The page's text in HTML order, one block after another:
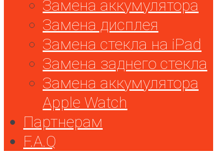
Замена аккумулятора
Замена дисплея
Замена стекла на iPad
Замена заднего стекла
Замена аккумулятора
Apple Watch
Партнерам
F.A.Q